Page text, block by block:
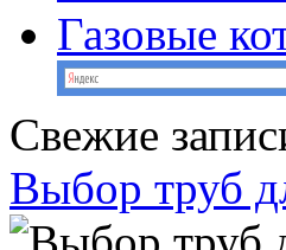
Газовые
Свежие
Выбор труб